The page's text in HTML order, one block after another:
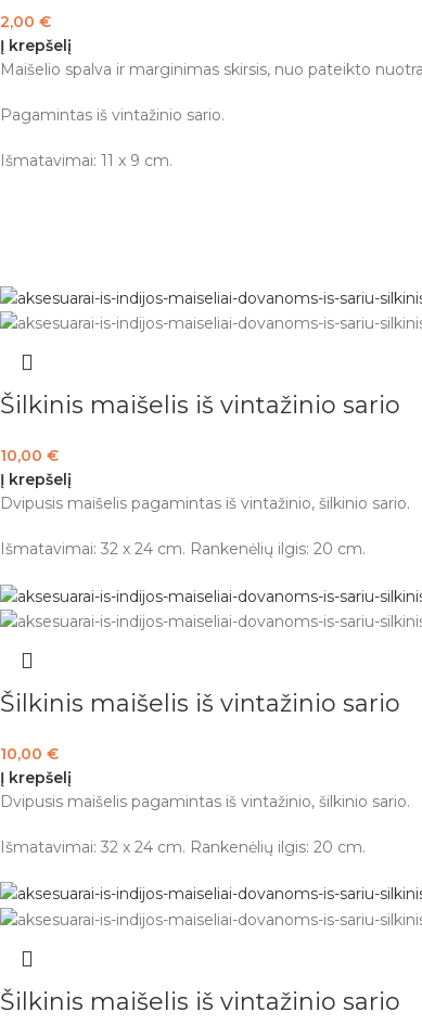
2,00 €
Į krepšelį
Maišelio spalva ir marginimas skirsis, nuo pateikto
Pagamintas iš vintažinio sario.
Išmatavimai: 11 x 9 cm.
Šilkinis maišelis iš vintažinio sario
10,00 €
Į krepšelį
Dvipusis maišelis pagamintas iš vintažinio, šilkinio sario.
Išmatavimai: 32 x 24 cm. Rankenėlių ilgis: 20 cm.
Šilkinis maišelis iš vintažinio sario
10,00 €
Į krepšelį
Dvipusis maišelis pagamintas iš vintažinio, šilkinio sario.
Išmatavimai: 32 x 24 cm. Rankenėlių ilgis: 20 cm.
Šilkinis maišelis iš vintažinio sario